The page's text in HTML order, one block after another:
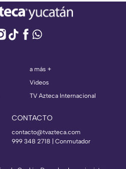
a más +
Videos
TV Azteca Internacional
CONTACTO
contacto@tvazteca.com
999 348 2718 | Conmutador